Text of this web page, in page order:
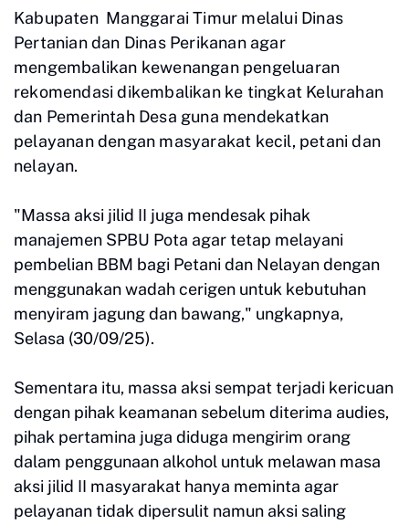
Kabupaten Manggarai Timur melalui Dinas
Pertanian dan Dinas Perikanan agar
mengembalikan kewenangan pengeluaran
rekomendasi dikembalikan ke tingkat Kelurahan
dan Pemerintah Desa guna mendekatkan
pelayanan dengan masyarakat kecil, petani dan
nelayan.
"Massa aksi jilid II juga mendesak pihak
manajemen SPBU Pota agar tetap melayani
pembelian BBM bagi Petani dan Nelayan dengan
menggunakan wadah cerigen untuk kebutuhan
menyiram jagung dan bawang," ungkapnya,
Selasa (30/09/25).
Sementara itu, massa aksi sempat terjadi kericuan
dengan pihak keamanan sebelum diterima audies,
pihak pertamina juga diduga mengirim orang
dalam penggunaan alkohol untuk melawan masa
aksi jilid II masyarakat hanya meminta agar
pelayanan tidak dipersulit namun aksi saling